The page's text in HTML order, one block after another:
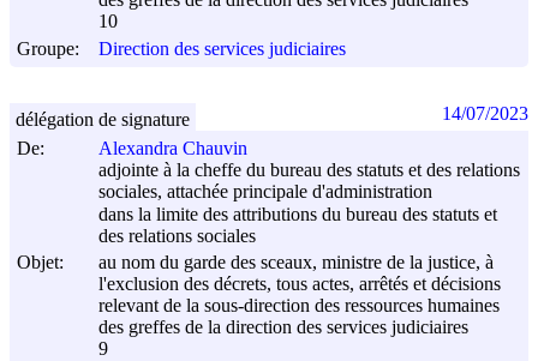
10
Groupe:
Direction des services judiciaires
De:
Alexandra Chauvin
adjointe à la cheffe du bureau des statuts et des relations
sociales, attachée principale d'administration
dans la limite des attributions du bureau des statuts et
des relations sociales
Objet:
au nom du garde des sceaux, ministre de la justice, à
l'exclusion des décrets, tous actes, arrêtés et décisions
relevant de la sous-direction des ressources humaines
des greffes de la direction des services judiciaires
9
délégation de signature 14/07/2023